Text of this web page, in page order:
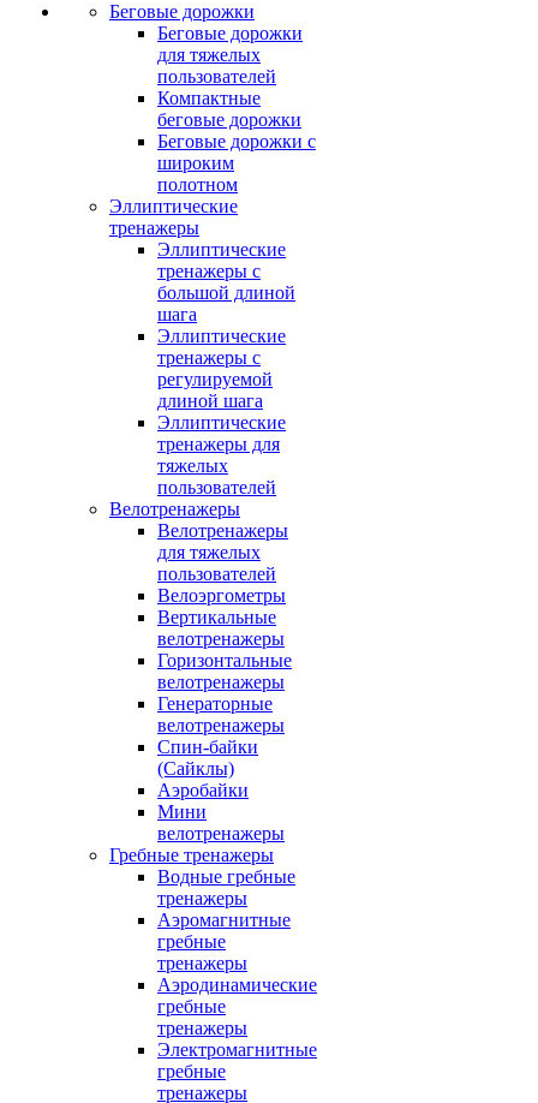
Беговые дорожки
Беговые дорожки
для тяжелых
пользователей
Компактные
беговые дорожки
Беговые дорожки с
широким
полотном
Эллиптические
тренажеры
Эллиптические
тренажеры с
большой длиной
шага
Эллиптические
тренажеры с
регулируемой
длиной шага
Эллиптические
тренажеры для
тяжелых
пользователей
Велотренажеры
Велотренажеры
для тяжелых
пользователей
Велоэргометры
Вертикальные
велотренажеры
Горизонтальные
велотренажеры
Генераторные
велотренажеры
Спин-байки
(Сайклы)
Аэробайки
Мини
велотренажеры
Гребные тренажеры
Водные гребные
тренажеры
Аэромагнитные
гребные
тренажеры
Аэродинамические
гребные
тренажеры
Электромагнитные
гребные
тренажеры